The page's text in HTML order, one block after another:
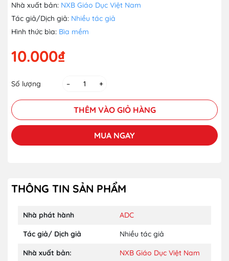
Nhà xuất bản: NXB Giáo Dục Việt Nam
Tác giả/Dịch giả: Nhiều tác giả
Hình thức bìa: Bìa mềm
10.000₫
Số lượng – +
THÊM VÀO GIỎ HÀNG
MUA NGAY
THÔNG TIN SẢN PHẨM
Nhà phát hành ADC
Tác giả/ Dịch giả Nhiều tác giả
Nhà xuất bản: NXB Giáo Dục Việt Nam